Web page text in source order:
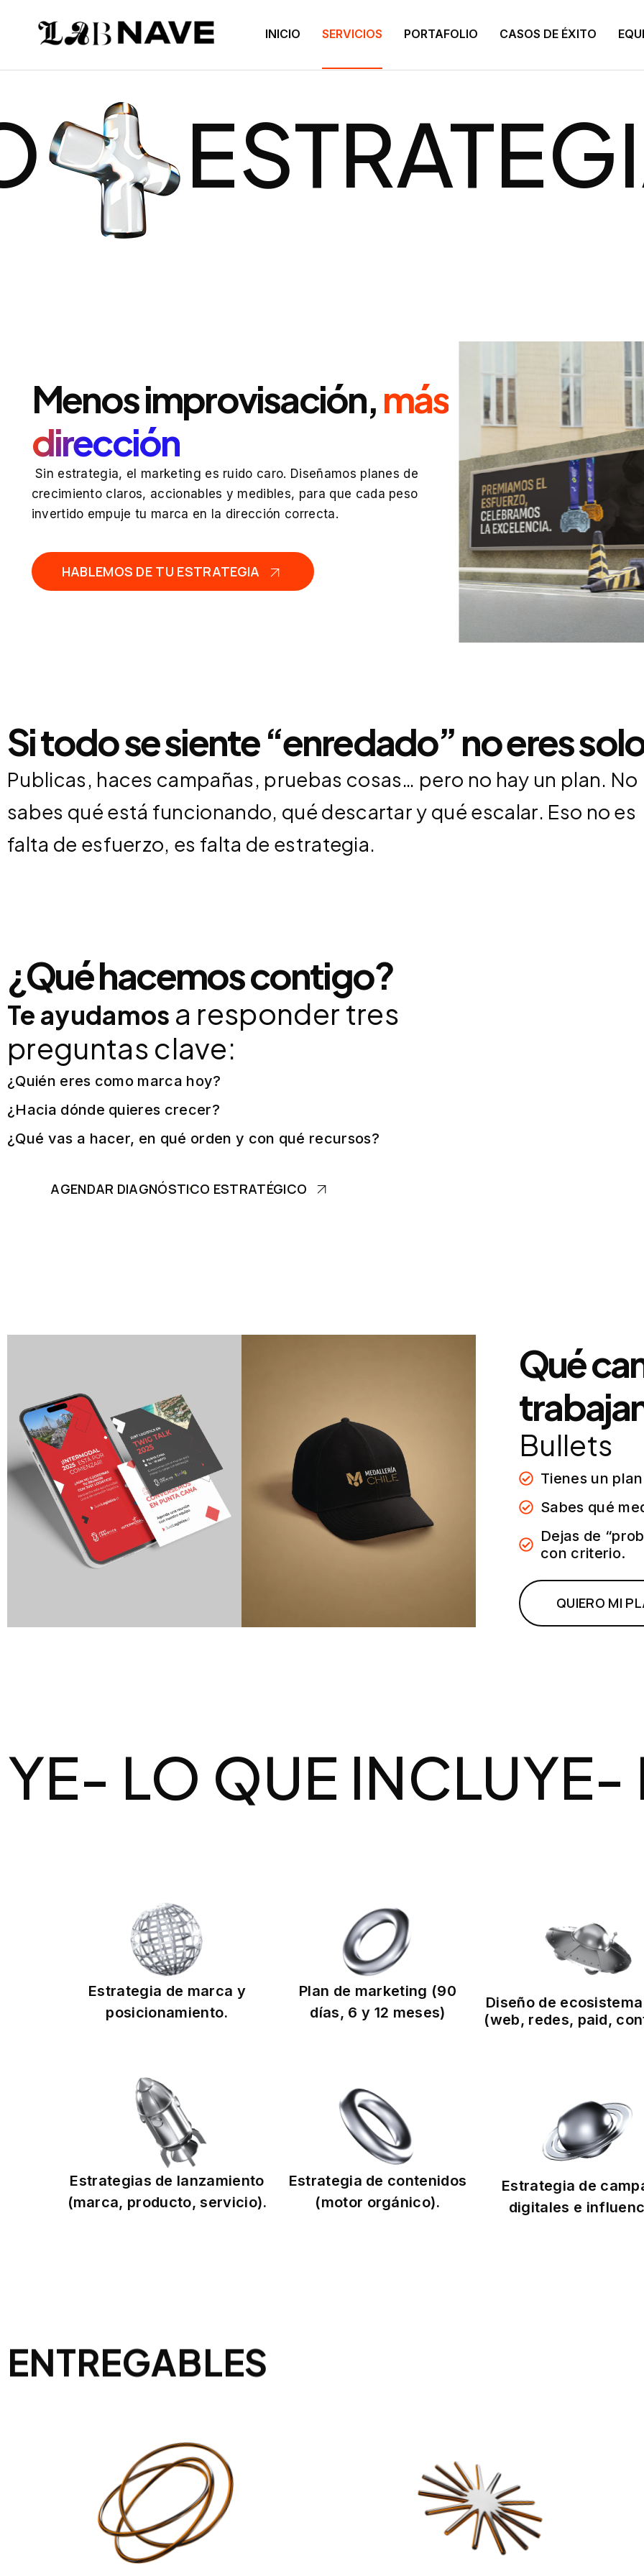
INICIO SERVICIOS PORTAFOLIO CASOS DE ÉXITO
&
Menos improvisación,más
dirección
Sin estrategia, el marketing es ruido caro. Diseñamos planes de
crecimiento claros, accionables y medibles, para que cada peso
invertido empuje tu marca en la dirección correcta.
HABLEMOS DE TU ESTRATEGIA
Si todo se siente “enredado” no eres
Publicas, haces campañas, pruebas cosas… pero no hay un plan. No
sabes qué está funcionando, qué descartar y qué escalar. Eso no es
falta de esfuerzo, es falta de estrategia.
¿Qué hacemos contigo?
Te ayudamos a responder tres
preguntas clave:
¿Quién eres como marca hoy?
¿Hacia dónde quieres crecer?
¿Qué vas a hacer, en qué orden y con qué recursos?
AGENDAR DIAGNÓSTICO ESTRATÉGICO
Qué
Bullets
Tienes un
Sabes qué
Dejas de
con criterio.
QUIERO MI
QUE INCLUYE- LO
Estrategia de marca y
posicionamiento.
Estrategias de lanzamiento
(marca, producto, servicio).
Plan de marketing (90
días, 6 y 12 meses)
Estrategia de contenidos
(motor orgánico).
Diseño de
(web, redes, paid,
Estrategia de
digitales e
ENTREGABLES